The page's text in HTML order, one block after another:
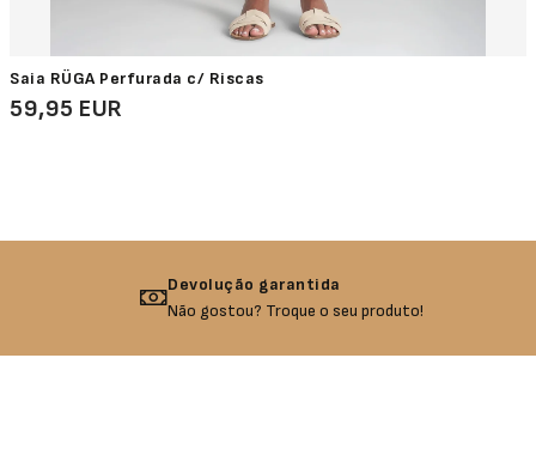
Saia RÜGA Perfurada c/ Riscas
59,95 EUR
Devolução garantida
Não gostou? Troque o seu produto!